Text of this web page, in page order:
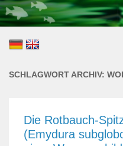
SCHLAGWORT ARCHIV:
Die Rotbauch-
(Emydura